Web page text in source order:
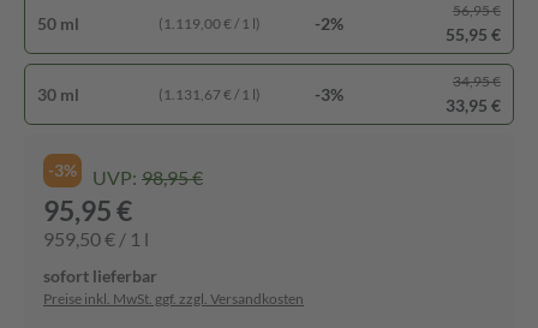
50 ml (1.119,00 € / 1 l) -2%
56,95 €
55,95 €
30 ml (1.131,67 € / 1 l) -3%
34,95 €
33,95 €
-3% UVP: 98,95 €
95,95 €
959,50 € / 1 l
sofort lieferbar
Preise inkl. MwSt. ggf. zzgl. Versandkosten